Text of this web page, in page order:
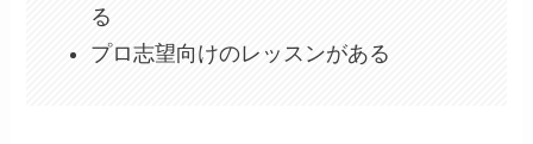
る
プロ志望向けのレッスンがある